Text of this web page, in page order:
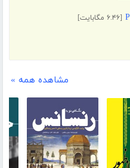
[۶.۴۶ مگابایت]
مشاهده همه »